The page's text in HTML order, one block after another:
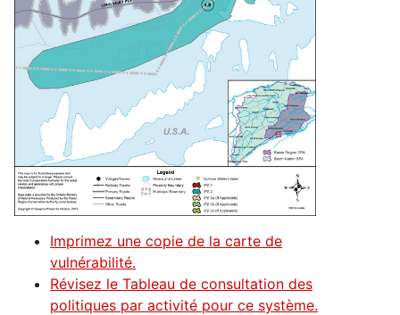
Imprimez une copie de la carte de
vulnérabilité.
Révisez le Tableau de consultation des
politiques par activité pour ce système.